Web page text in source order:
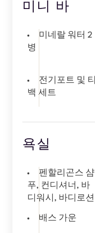
미니 바
미네랄 워터 2
병
전기포트 및 티
백 세트
욕실
펜할리곤스 샴
푸, 컨디셔너, 바
디워시, 바디로션
배스 가운